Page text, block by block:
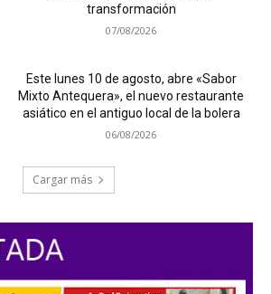
transformación
07/08/2026
Este lunes 10 de agosto, abre «Sabor
Mixto Antequera», el nuevo restaurante
asiático en el antiguo local de la bolera
06/08/2026
Cargar más